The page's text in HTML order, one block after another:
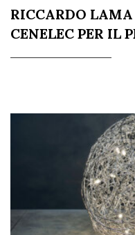
RICCARDO LAMA
CENELEC PER IL